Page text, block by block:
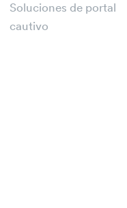
Soluciones de portal
cautivo